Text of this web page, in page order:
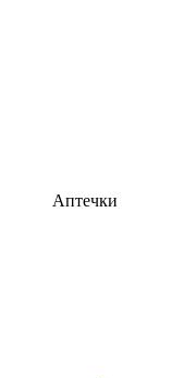
Аптечки